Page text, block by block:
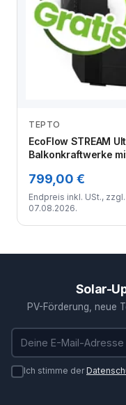
TEPTO
EcoFlow STREAM
Balkonkraftwerke
799,00 €
Endpreis inkl. USt., zzgl.
07.08.2026.
Solar-
PV-Förderung, neue
E-Mail-Adresse
Ich stimme der